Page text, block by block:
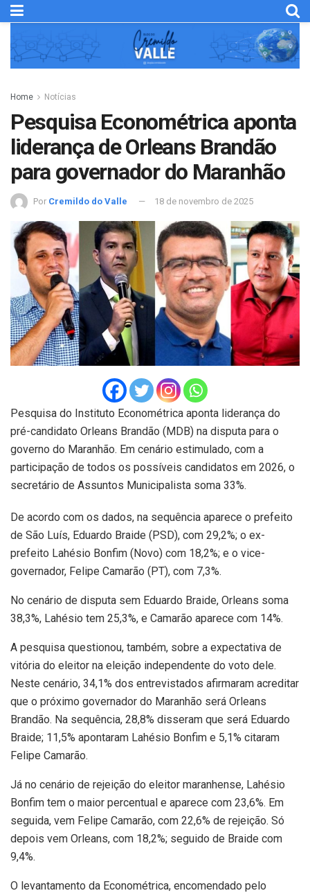
Home Notícias
Pesquisa Econométrica aponta
liderança de Orleans Brandão
para governador do Maranhão
Por Cremildo do Valle 18 de novembro de 2025
Pesquisa do Instituto Econométrica aponta liderança do
pré-candidato Orleans Brandão (MDB) na disputa para o
governo do Maranhão. Em cenário estimulado, com a
participação de todos os possíveis candidatos em 2026, o
secretário de Assuntos Municipalista soma 33%.
De acordo com os dados, na sequência aparece o prefeito
de São Luís, Eduardo Braide (PSD), com 29,2%; o ex-
prefeito Lahésio Bonfim (Novo) com 18,2%; e o vice-
governador, Felipe Camarão (PT), com 7,3%.
No cenário de disputa sem Eduardo Braide, Orleans soma
38,3%, Lahésio tem 25,3%, e Camarão aparece com 14%.
A pesquisa questionou, também, sobre a expectativa de
vitória do eleitor na eleição independente do voto dele.
Neste cenário, 34,1% dos entrevistados afirmaram acreditar
que o próximo governador do Maranhão será Orleans
Brandão. Na sequência, 28,8% disseram que será Eduardo
Braide; 11,5% apontaram Lahésio Bonfim e 5,1% citaram
Felipe Camarão.
Já no cenário de rejeição do eleitor maranhense, Lahésio
Bonfim tem o maior percentual e aparece com 23,6%. Em
seguida, vem Felipe Camarão, com 22,6% de rejeição. Só
depois vem Orleans, com 18,2%; seguido de Braide com
9,4%.
O levantamento da Econométrica, encomendado pelo